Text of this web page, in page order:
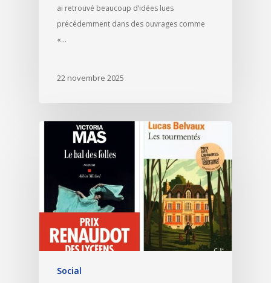
ai retrouvé beaucoup d’idées lues
précédemment dans des ouvrages comme
«…
22 novembre 2025
Social